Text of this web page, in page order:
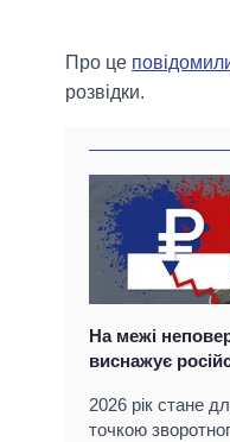
Про це
розвідки.
На межі
виснажує
2026 рік стане
точкою